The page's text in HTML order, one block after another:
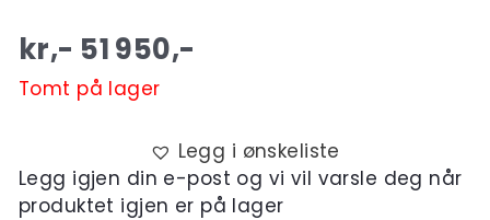
kr,- 51 950,-
Tomt på lager
Legg i ønskeliste
Legg igjen din e-post og vi vil varsle deg når
produktet igjen er på lager